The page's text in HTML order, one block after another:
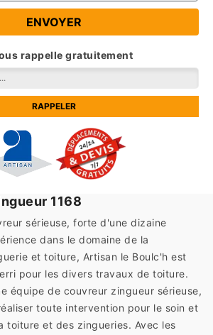
rappelle gratuitement
1168
sérieuse, forte d'une dizaine
dans le domaine de la
et toiture, Artisan le Boulc'h est
pour les divers travaux de toiture.
équipe de couvreur zingueur sérieuse,
toute intervention pour le soin et
toiture et des zingueries. Avec les